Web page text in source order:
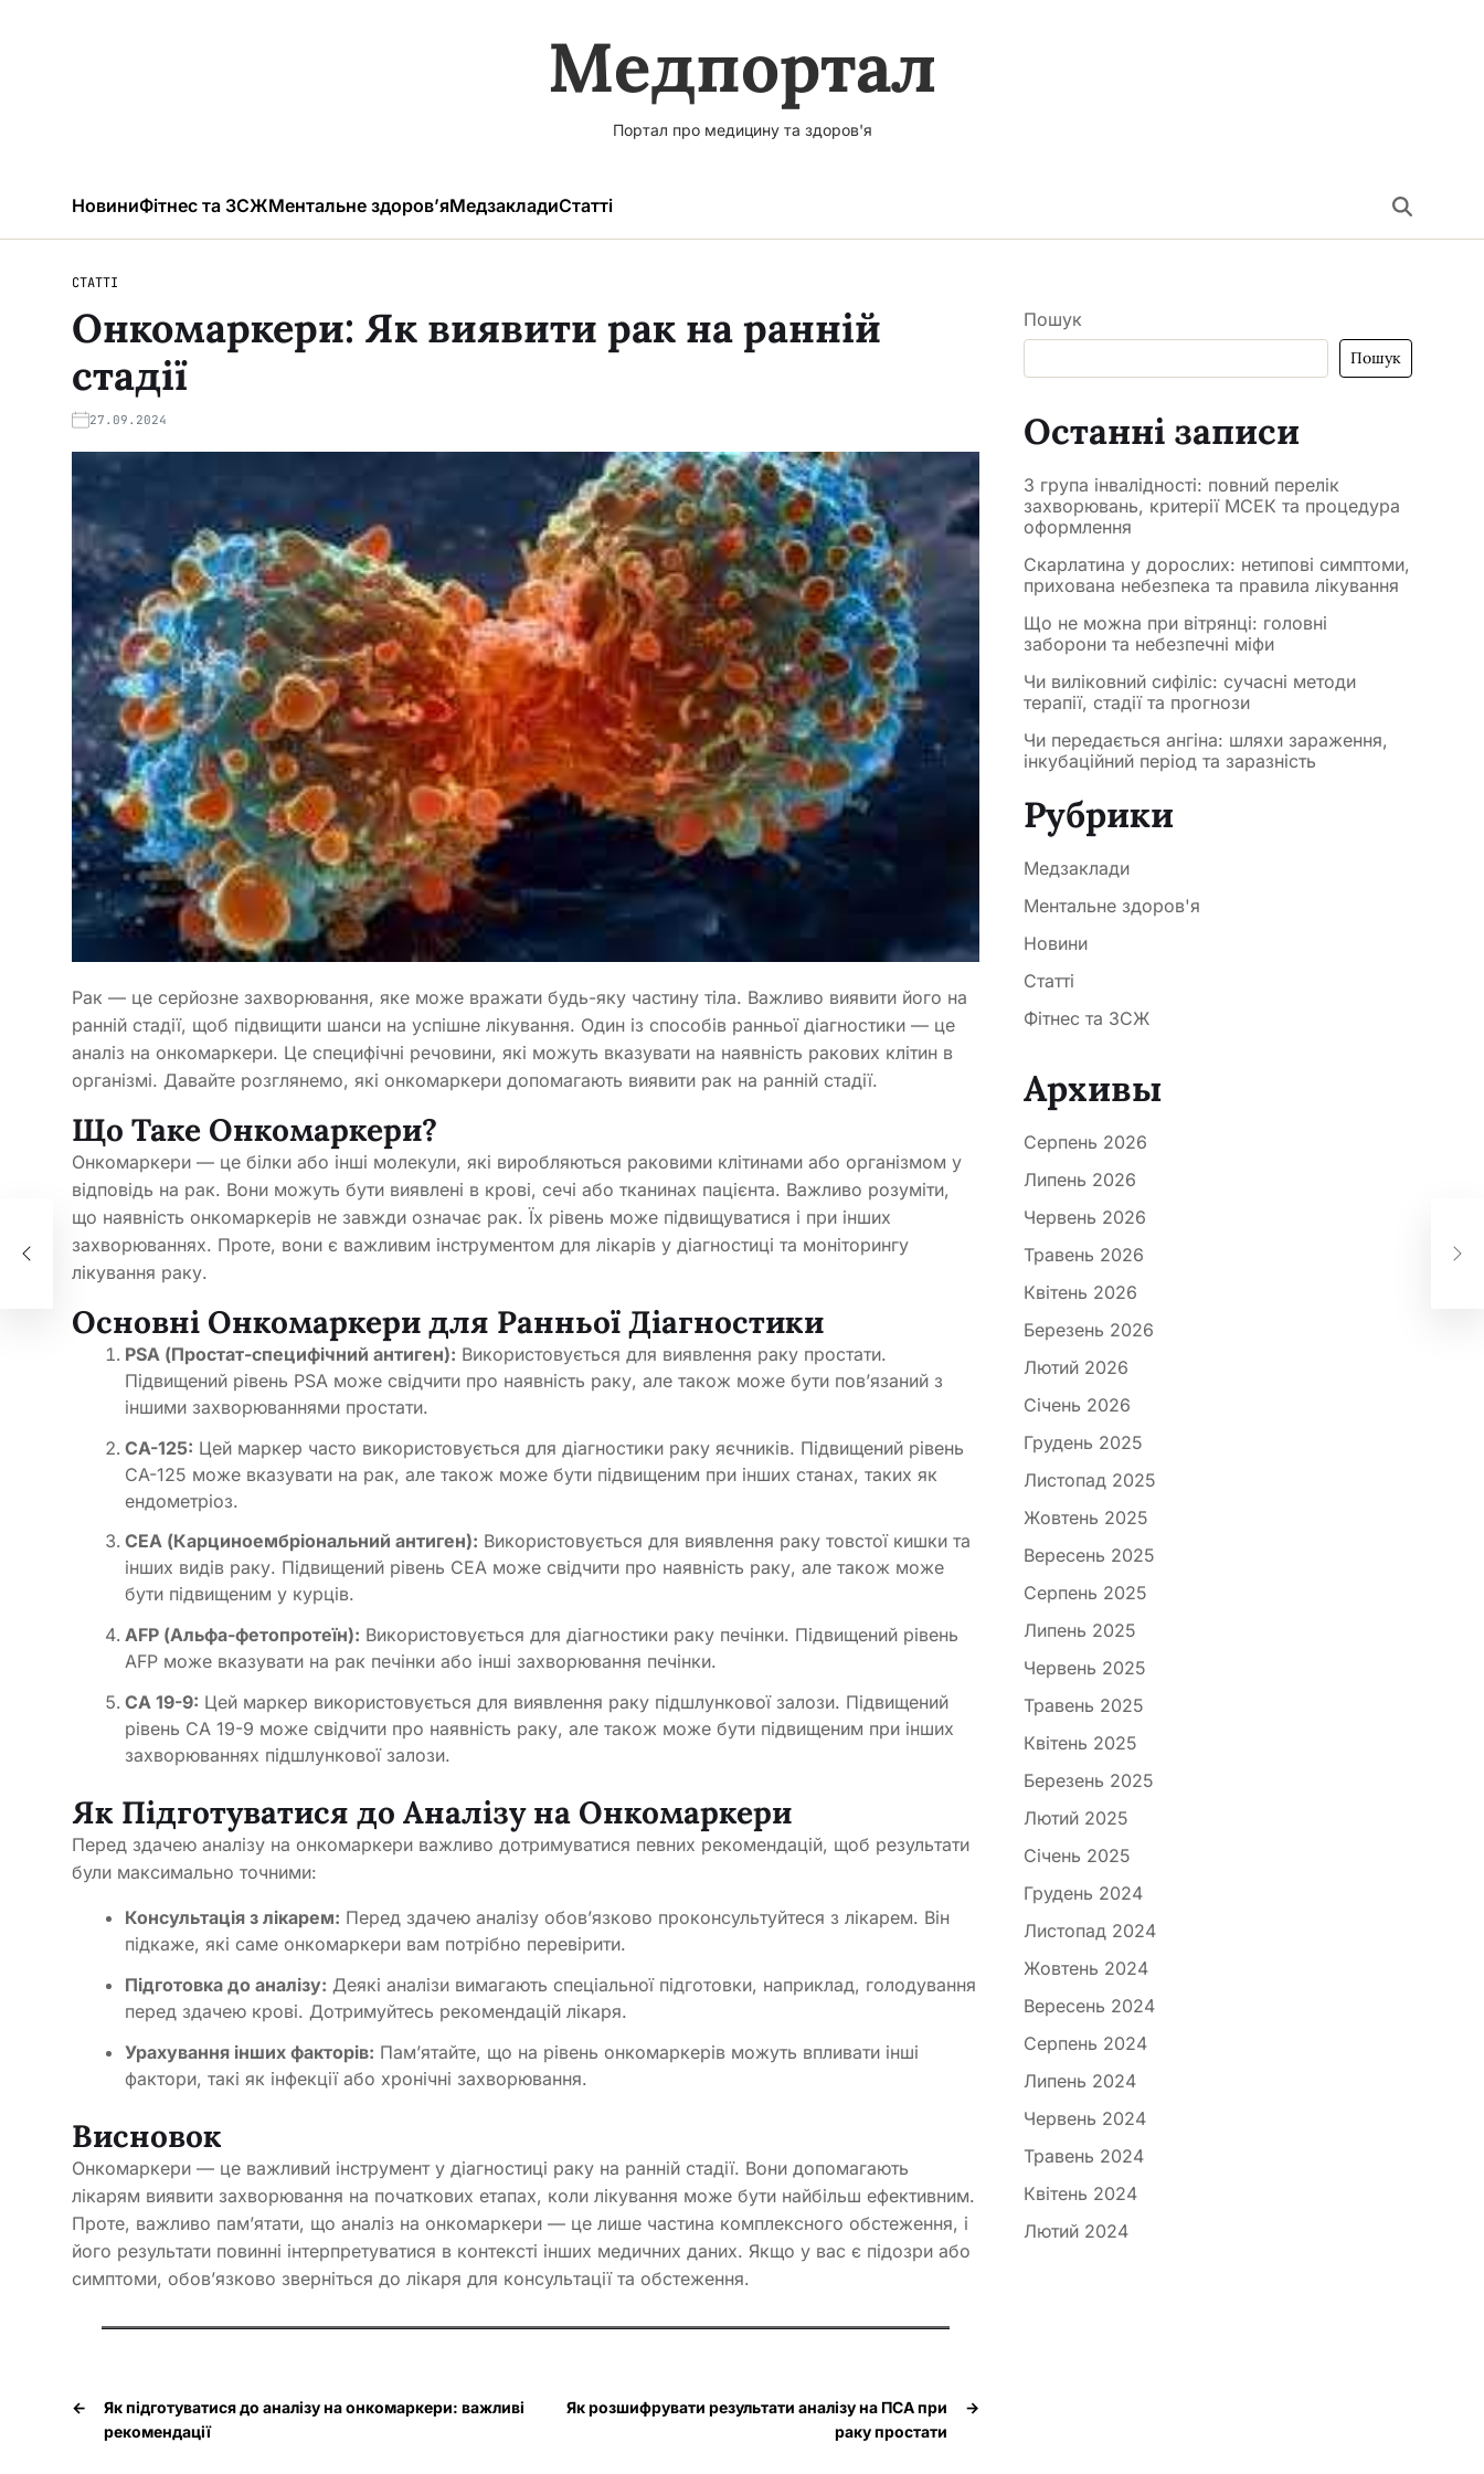
Медпортал
Портал про медицину та здоров'я
НовиниФітнес та ЗСЖМентальне здоров’яМедзакладиСтатті
СТАТТІ
Онкомаркери: Як виявити рак на ранній
стадії
27.09.2024
Рак — це серйозне захворювання, яке може вражати будь-яку частину тіла. Важливо виявити його на
ранній стадії, щоб підвищити шанси на успішне лікування. Один із способів ранньої діагностики — це
аналіз на онкомаркери. Це специфічні речовини, які можуть вказувати на наявність ракових клітин в
організмі. Давайте розглянемо, які онкомаркери допомагають виявити рак на ранній стадії.
Що Таке Онкомаркери?
Онкомаркери — це білки або інші молекули, які виробляються раковими клітинами або організмом у
відповідь на рак. Вони можуть бути виявлені в крові, сечі або тканинах пацієнта. Важливо розуміти,
що наявність онкомаркерів не завжди означає рак. Їх рівень може підвищуватися і при інших
захворюваннях. Проте, вони є важливим інструментом для лікарів у діагностиці та моніторингу
лікування раку.
Основні Онкомаркери для Ранньої Діагностики
PSA (Простат-специфічний антиген): Використовується для виявлення раку простати.
Підвищений рівень PSA може свідчити про наявність раку, але також може бути пов’язаний з
іншими захворюваннями простати.
CA-125: Цей маркер часто використовується для діагностики раку яєчників. Підвищений рівень
CA-125 може вказувати на рак, але також може бути підвищеним при інших станах, таких як
ендометріоз.
CEA (Карциноембріональний антиген): Використовується для виявлення раку товстої кишки та
інших видів раку. Підвищений рівень CEA може свідчити про наявність раку, але також може
бути підвищеним у курців.
AFP (Альфа-фетопротеїн): Використовується для діагностики раку печінки. Підвищений рівень
AFP може вказувати на рак печінки або інші захворювання печінки.
CA 19-9: Цей маркер використовується для виявлення раку підшлункової залози. Підвищений
рівень CA 19-9 може свідчити про наявність раку, але також може бути підвищеним при інших
захворюваннях підшлункової залози.
Як Підготуватися до Аналізу на Онкомаркери
Перед здачею аналізу на онкомаркери важливо дотримуватися певних рекомендацій, щоб результати
були максимально точними:
Консультація з лікарем: Перед здачею аналізу обов’язково проконсультуйтеся з лікарем. Він
підкаже, які саме онкомаркери вам потрібно перевірити.
Підготовка до аналізу: Деякі аналізи вимагають спеціальної підготовки, наприклад, голодування
перед здачею крові. Дотримуйтесь рекомендацій лікаря.
Урахування інших факторів: Пам’ятайте, що на рівень онкомаркерів можуть впливати інші
фактори, такі як інфекції або хронічні захворювання.
Висновок
Онкомаркери — це важливий інструмент у діагностиці раку на ранній стадії. Вони допомагають
лікарям виявити захворювання на початкових етапах, коли лікування може бути найбільш ефективним.
Проте, важливо пам’ятати, що аналіз на онкомаркери — це лише частина комплексного обстеження, і
його результати повинні інтерпретуватися в контексті інших медичних даних. Якщо у вас є підозри або
симптоми, обов’язково зверніться до лікаря для консультації та обстеження.
←
Як підготуватися до аналізу на онкомаркери: важливі
рекомендації
→
Як розшифрувати результати аналізу на ПСА при
раку простати
Пошук
Пошук
Останні записи
3 група інвалідності: повний перелік
захворювань, критерії МСЕК та процедура
оформлення
Скарлатина у дорослих: нетипові симптоми,
прихована небезпека та правила лікування
Що не можна при вітрянці: головні
заборони та небезпечні міфи
Чи виліковний сифіліс: сучасні методи
терапії, стадії та прогнози
Чи передається ангіна: шляхи зараження,
інкубаційний період та заразність
Рубрики
Медзаклади
Ментальне здоров'я
Новини
Статті
Фітнес та ЗСЖ
Архивы
Серпень 2026
Липень 2026
Червень 2026
Травень 2026
Квітень 2026
Березень 2026
Лютий 2026
Січень 2026
Грудень 2025
Листопад 2025
Жовтень 2025
Вересень 2025
Серпень 2025
Липень 2025
Червень 2025
Травень 2025
Квітень 2025
Березень 2025
Лютий 2025
Січень 2025
Грудень 2024
Листопад 2024
Жовтень 2024
Вересень 2024
Серпень 2024
Липень 2024
Червень 2024
Травень 2024
Квітень 2024
Лютий 2024